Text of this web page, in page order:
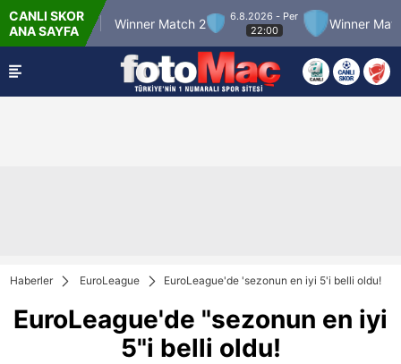
CANLI SKOR
ANA SAYFA
Match 12 Winner Match 2
6.8.2026 - Per
22:00
Winner Match 3
Haberler EuroLeague EuroLeague'de 'sezonun en iyi 5'i belli oldu!
EuroLeague'de "sezonun en iyi
5"i belli oldu!